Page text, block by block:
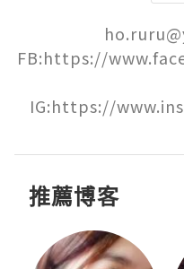
FB:https://
IG:https://
推薦博客